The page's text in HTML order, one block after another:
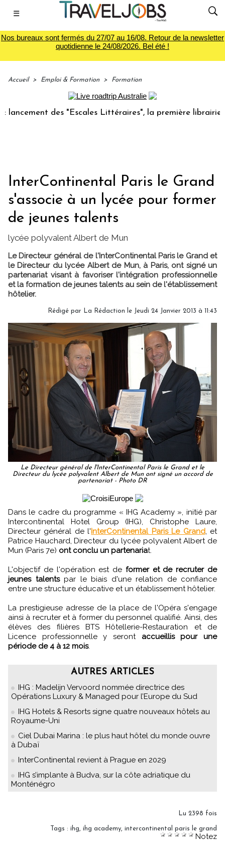
☰
Nos bureaux sont fermés du 27/07 au 16/08. Retour de la newsletter
quotidienne le 24/08/2026. Bel été !
Accueil > Emploi & Formation > Formation
des "Escales Littéraires", la première librairie du
InterContinental Paris le Grand
s'associe à un lycée pour former
de jeunes talents
lycée polyvalent Albert de Mun
Le Directeur général de l'InterContinental Paris le Grand et
le Directeur du lycée Albert de Mun, à Paris, ont signé un
partenariat visant à favoriser l'intégration professionnelle
et la formation de jeunes talents au sein de l'établissement
hôtelier.
Rédigé par La Rédaction le Jeudi 24 Janvier 2013 à 11:43
Le Directeur général de l'InterContinental Paris le Grand et le
Directeur du lycée polyvalent Albert de Mun ont signé un accord de
partenariat - Photo DR
Dans le cadre du programme « IHG Academy », initié par
Intercontinental Hotel Group (IHG), Christophe Laure,
Directeur général de l'InterContinental Paris Le Grand, et
Patrice Hauchard, Directeur du lycée polyvalent Albert de
Mun (Paris 7e) ont conclu un partenariat.
L'objectif de l'opération est de former et de recruter de
jeunes talentspar le biais d'une relation de confiance
entre une structure éducative et un établissement hôtelier.
La prestigieuse adresse de la place de l'Opéra s'engage
ainsi à recruter et à former du personnel qualifié. Ainsi, des
élèves des filières BTS Hôtellerie-Restauration et de
Licence professionnelle y seront accueillis pour une
période de 4 à 12 mois.
AUTRES ARTICLES
IHG : Madelijn Vervoord nommée directrice des
Opérations Luxury & Managed pour l’Europe du Sud
IHG Hotels & Resorts signe quatre nouveaux hôtels au
Royaume-Uni
Ciel Dubai Marina : le plus haut hôtel du monde ouvre
à Dubaï
InterContinental revient à Prague en 2029
IHG s’implante à Budva, sur la côte adriatique du
Monténégro
Lu 2398 fois
Tags : ihg, ihg academy, intercontinental paris le grand
Notez